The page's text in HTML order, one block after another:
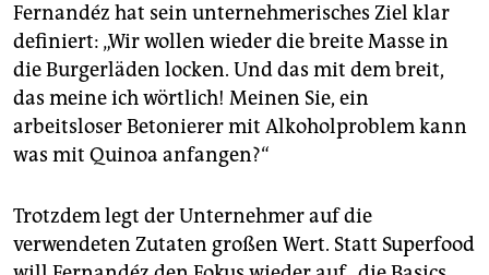
Fernandéz hat sein unternehmerisches Ziel klar
definiert: „Wir wollen wieder die breite Masse in
die Burgerläden locken. Und das mit dem breit,
das meine ich wörtlich! Meinen Sie, ein
arbeitsloser Betonierer mit Alkoholproblem kann
was mit Quinoa anfangen?“
Trotzdem legt der Unternehmer auf die
verwendeten Zutaten großen Wert. Statt Superfood